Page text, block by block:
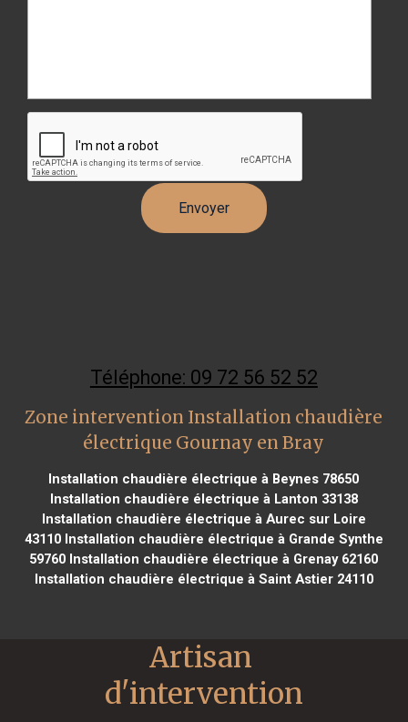
Téléphone: 09 72 56 52 52
Zone intervention Installation chaudière
électrique Gournay en Bray
Installation chaudière électrique à Beynes 78650
Installation chaudière électrique à Lanton 33138
Installation chaudière électrique à Aurec sur Loire
43110Installation chaudière électrique à Grande Synthe
59760 Installation chaudière électrique à Grenay 62160
Installation chaudière électrique à Saint Astier 24110
Artisan
d'intervention